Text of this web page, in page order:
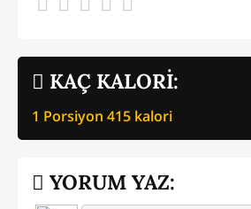
KAÇ KALORİ:
1 Porsiyon 415 kalori
YORUM YAZ: